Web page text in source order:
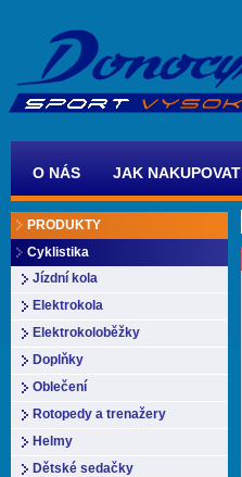
O NÁS JAK NAKUPOVAT
PRODUKTY
Cyklistika
Jízdní kola
Elektrokola
Elektrokoloběžky
Doplňky
Oblečení
Rotopedy a trenažery
Helmy
Dětské sedačky